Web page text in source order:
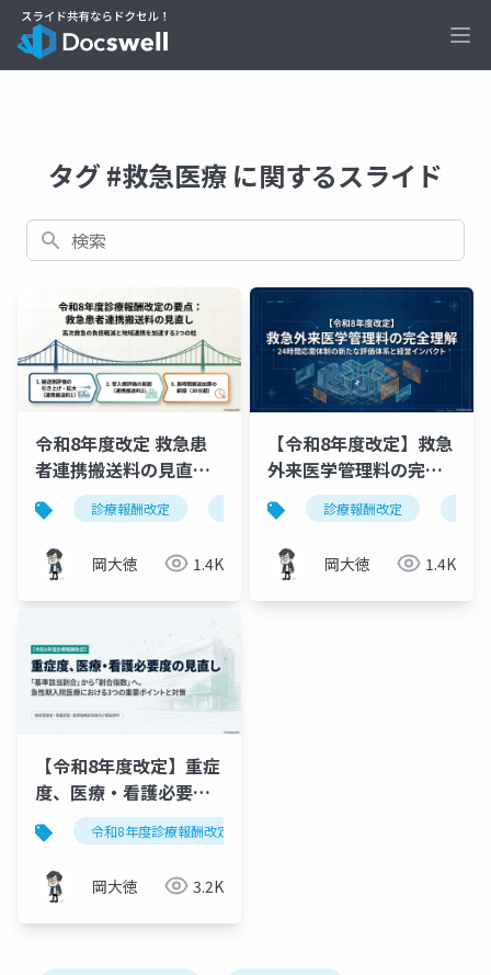
タグ #救急医療 に関するスライド
検索
令和8年度改定 救急患
者連携搬送料の見直し
｜3つの柱を図解
診療報酬改定 救急患者連携搬送料 救急医療
岡大徳 1.4K
【令和8年度改定】救急
外来医学管理料の完全
理解 ― 24時間応需体制
の新評価体系と経営イ
ンパクト
診療報酬改定
岡大徳 1.4K
【令和8年度改定】重症
度、医療・看護必要度
の見直し｜救急患者応
需係数・A/C項目追加・
B項目測定の3つのポイ
ント
令和8年度診療報酬改定
岡大徳 3.2K